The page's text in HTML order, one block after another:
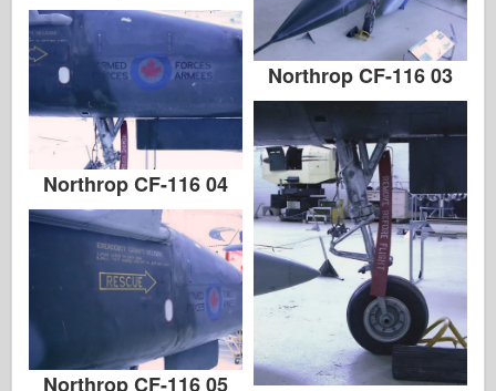
Northrop CF-116 03
Northrop CF-116 04
Northrop CF-116 05